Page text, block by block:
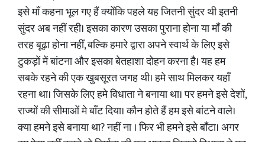
इसे माँ कहना भूल गए हैं क्योंकि पहले यह जितनी सुंदर थी इतनी
सुंदर अब नहीं रही। इसका कारण उसका पुराना होना या माँ की
तरह बूढ़ा होना नहीं, बल्कि हमारे द्वारा अपने स्वार्थ के लिए इसे
टुकड़ों में बांटना और इसका बेतहाशा दोहन करना है। यह हम
सबके रहने की एक खुबसूरत जगह थी। हमे साथ मिलकर यहाँ
रहना था। जिसके लिए हमे विधाता ने बनाया था। पर हमने इसे देशों,
राज्यों की सीमाओं मे बाँट दिया। कौन होते हैं हम इसे बांटने वाले।
क्या हमने इसे बनाया था? नहीं ना । फिर भी हमने इसे बाँटा। अगर